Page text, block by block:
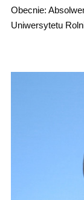
Obecnie:
Uniwersytetu